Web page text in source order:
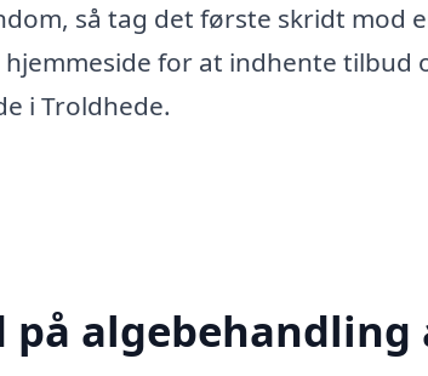
så tag det første skridt mod
for at indhente tilbud
i Troldhede.
algebehandling